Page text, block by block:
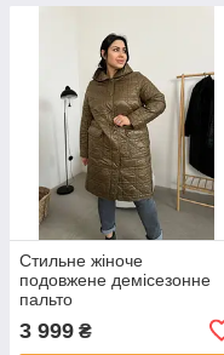
Стильне жіноче
подовжене демісезонне
пальто
3 999 ₴